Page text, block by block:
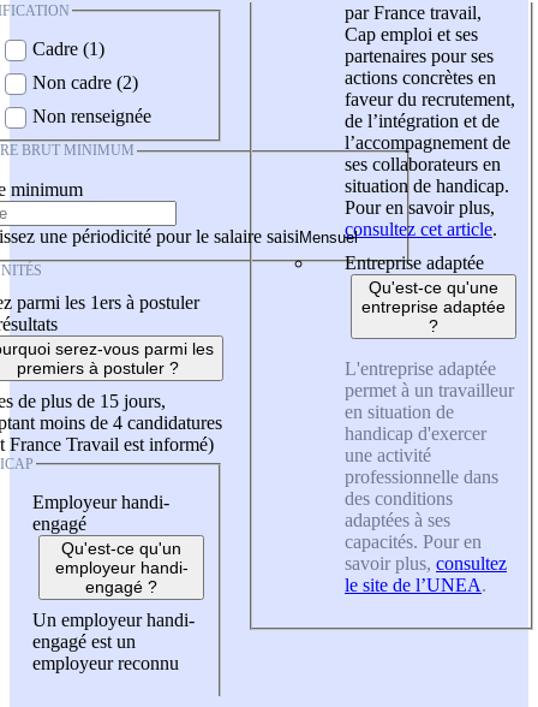
Cadre (1)
Non cadre (2)
Non renseignée
BRUT MINIMUM
minimum
une périodicité pour le salaire saisi
parmi les 1ers à postuler
serez-vous parmi les
premiers à postuler ?
de plus de 15 jours,
moins de 4 candidatures
France Travail est informé)
Employeur handi-
engagé
Qu'est-ce qu'un
employeur handi-
engagé ?
Un employeur handi-
engagé est un
employeur reconnu
par France travail,
Cap emploi et ses
partenaires pour ses
actions concrètes en
faveur du recrutement,
de l’intégration et de
l’accompagnement de
ses collaborateurs en
situation de handicap.
Pour en savoir plus,
consultez cet article.
Entreprise adaptée
Qu'est-ce qu'une
entreprise adaptée
?
L'entreprise adaptée
permet à un travailleur
en situation de
handicap d'exercer
une activité
professionnelle dans
des conditions
adaptées à ses
capacités. Pour en
savoir plus, consultez
le site de l’UNEA.